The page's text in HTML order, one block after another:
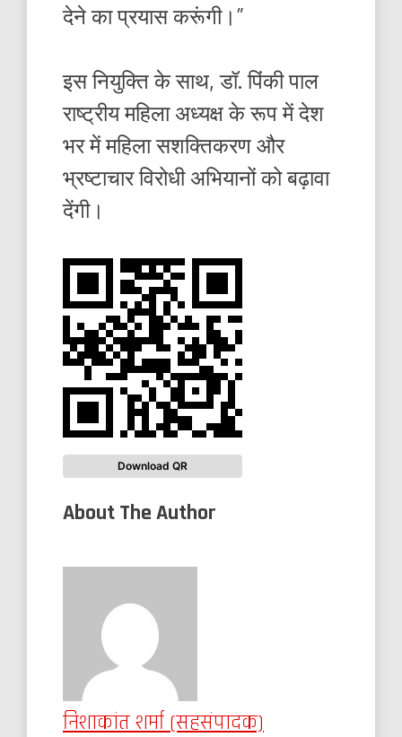
देने का प्रयास करूंगी।”
इस नियुक्ति के साथ, डॉ. पिंकी पाल
राष्ट्रीय महिला अध्यक्ष के रूप में देश
भर में महिला सशक्तिकरण और
भ्रष्टाचार विरोधी अभियानों को बढ़ावा
देंगी।
Download QR
About The Author
निशाकांत शर्मा (सहसंपादक)